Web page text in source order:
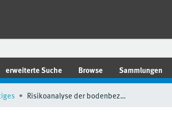
erweiterte Suche Browse Sammlungen
Risikoanalyse der bodenbezogenen Verwertung kommunaler Klärschlämme unter Hygieneaspekten